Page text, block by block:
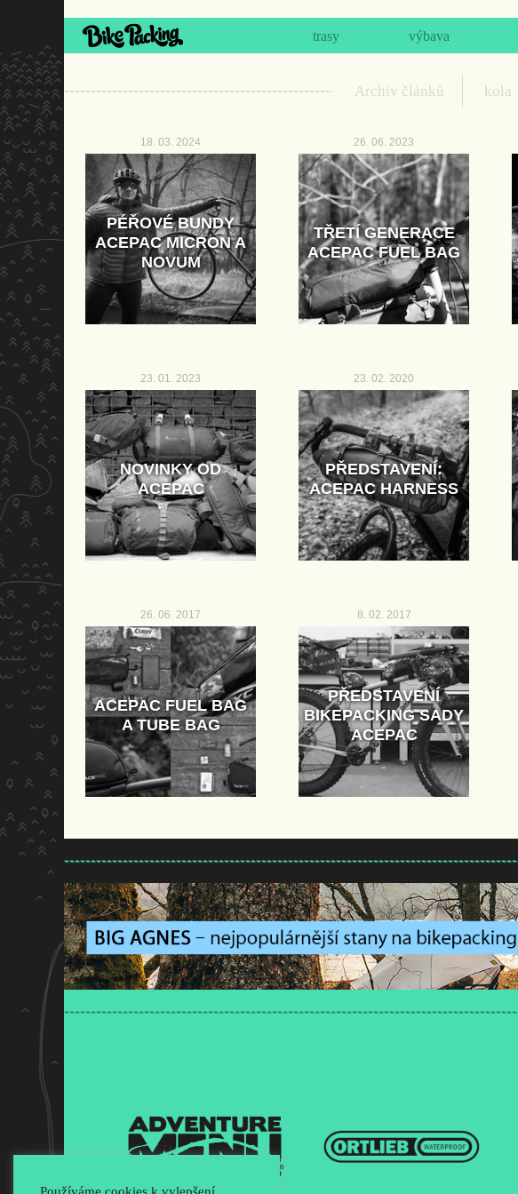
trasy výbava
Archiv článků kola
18. 03. 2024
PÉŘOVÉ BUNDY
ACEPAC MICRON A
NOVUM
26. 06. 2023
TŘETÍ GENERACE
ACEPAC FUEL BAG
23. 01. 2023
NOVINKY OD
ACEPAC
23. 02. 2020
PŘEDSTAVENÍ:
ACEPAC HARNESS
26. 06. 2017
ACEPAC FUEL BAG
A TUBE BAG
8. 02. 2017
PŘEDSTAVENÍ
BIKEPACKING SADY
ACEPAC